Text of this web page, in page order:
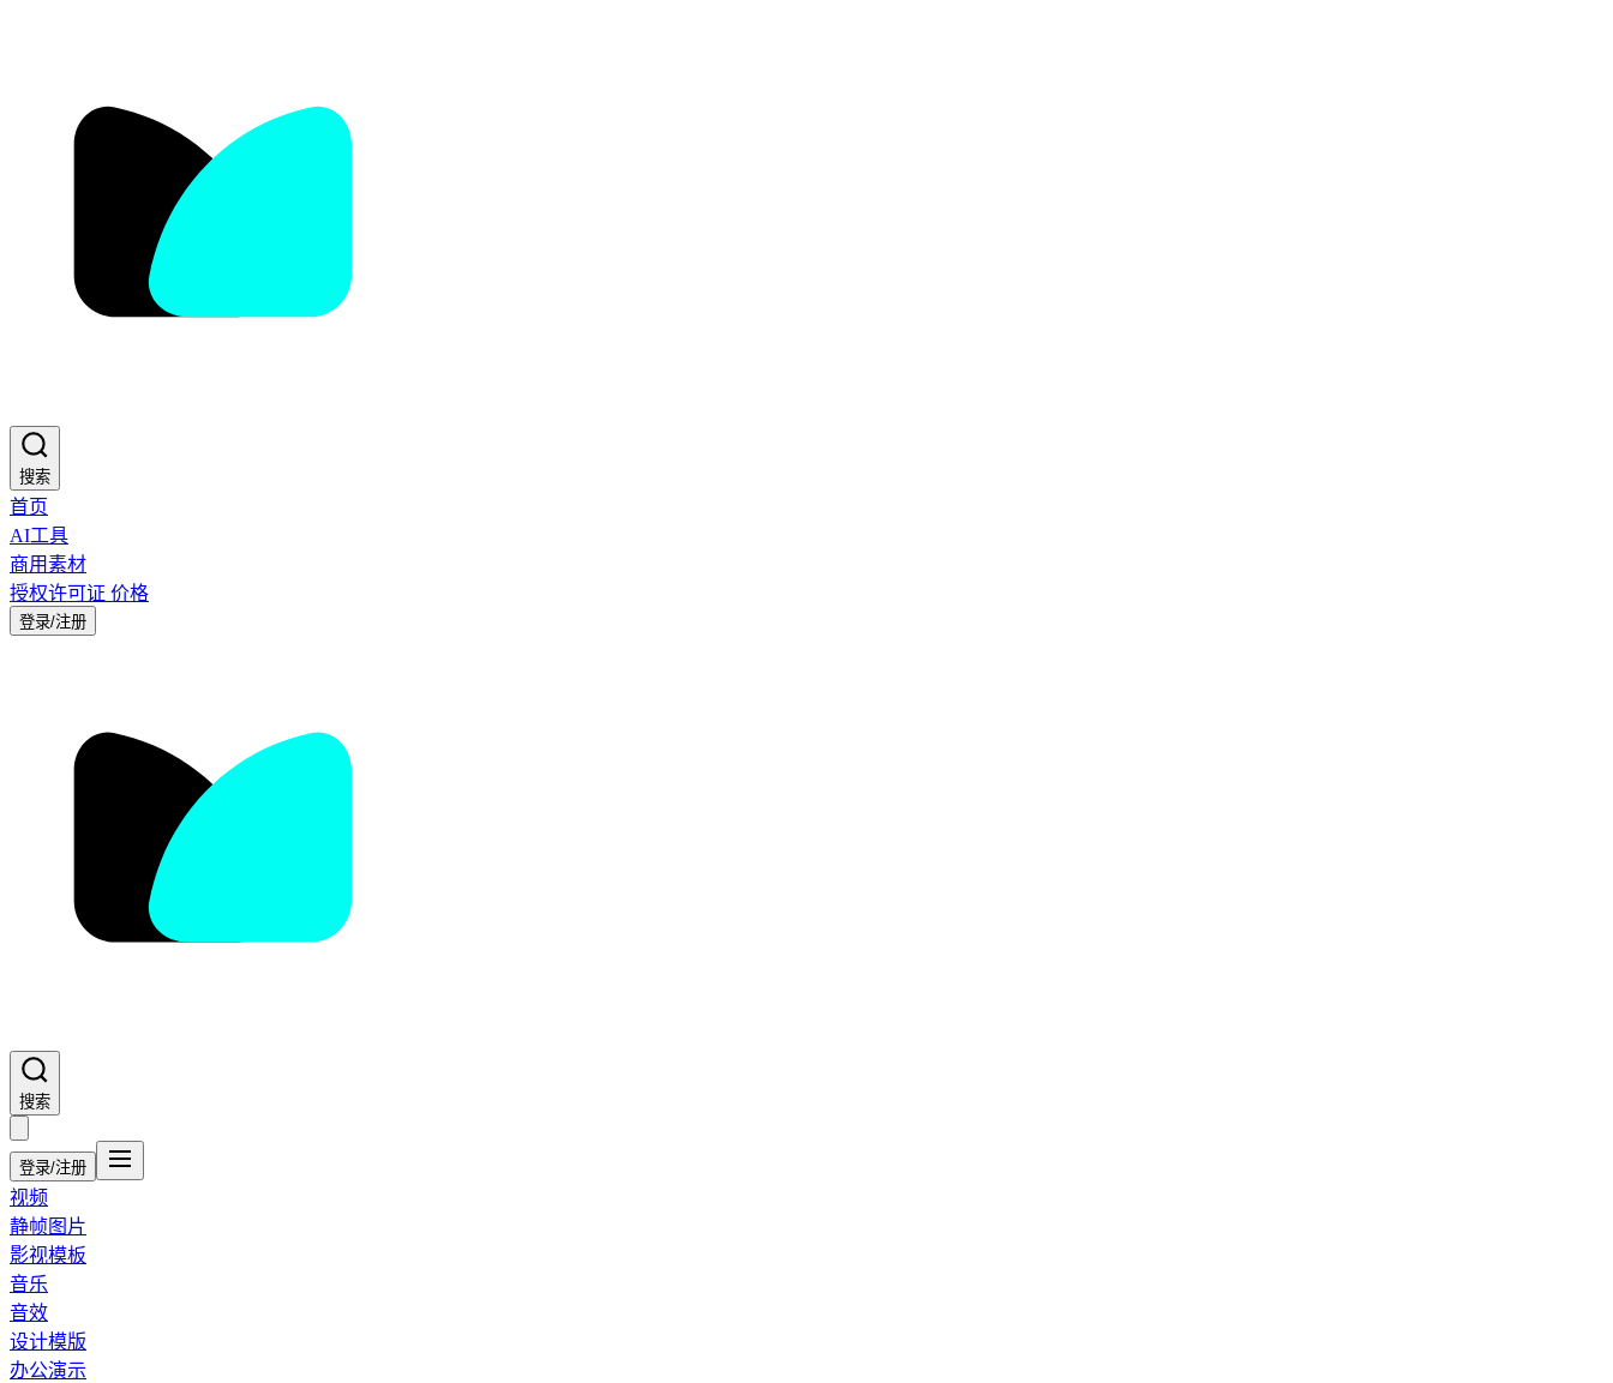
搜索
首页
AI工具
商用素材
授权许可证 价格
登录/注册
搜索
登录/注册
视频
静帧图片
影视模板
音乐
音效
设计模版
办公演示